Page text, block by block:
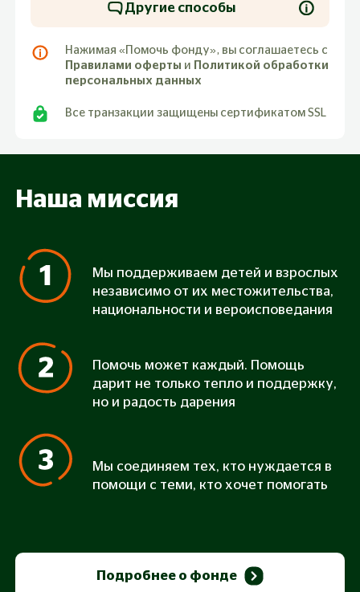
Нажимая «Помочь фонду», вы соглашаетесь с
Правилами оферты и Политикой обработки
персональных данных
Все транзакции защищены сертификатом SSL
Другие способы
Наша миссия
Мы поддерживаем детей и взрослых
независимо от их местожительства,
национальности и вероисповедания
Помочь может каждый. Помощь
дарит не только тепло и поддержку,
но и радость дарения
Мы соединяем тех, кто нуждается в
помощи с теми, кто хочет помогать
Подробнее о фонде